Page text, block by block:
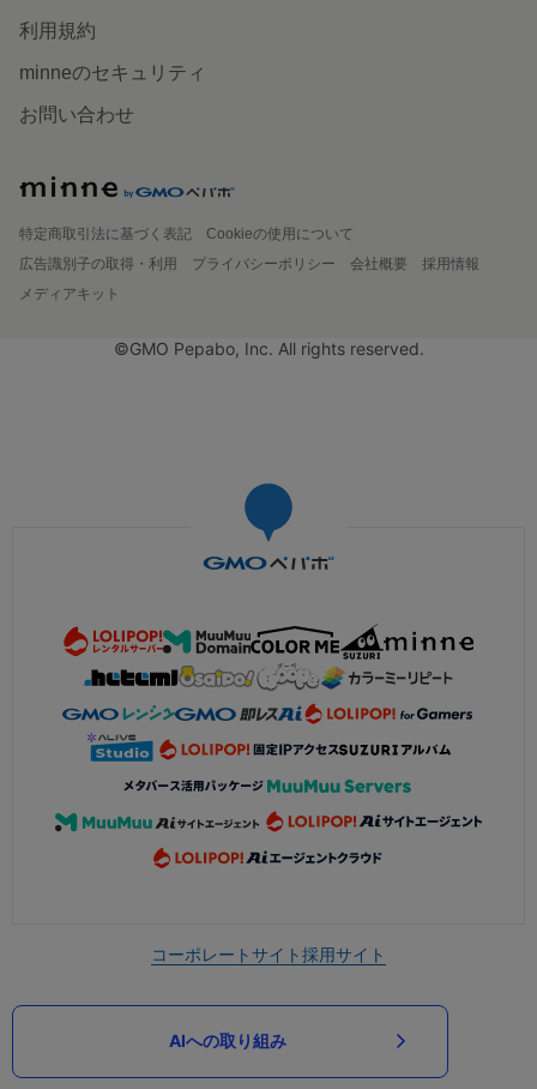
利用規約
minneのセキュリティ
お問い合わせ
特定商取引法に基づく表記
Cookieの使用について
広告識別子の取得・利用
プライバシーポリシー 会社概要
採用情報
メディアキット
©GMO Pepabo, Inc. All rights reserved.
コーポレートサイト採用サイト
AIへの取り組み